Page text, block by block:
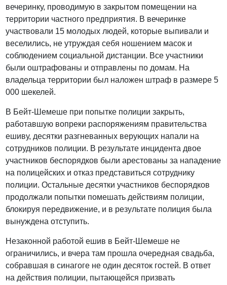
вечеринку, проводимую в закрытом помещении на
территории частного предприятия. В вечеринке
участвовали 15 молодых людей, которые выпивали и
веселились, не утруждая себя ношением масок и
соблюдением социальной дистанции. Все участники
были оштрафованы и отправлены по домам. На
владельца территории был наложен штраф в размере 5
000 шекелей.
В Бейт-Шемеше при попытке полиции закрыть,
работавшую вопреки распоряжениям правительства
ешиву, десятки разгневанных верующих напали на
сотрудников полиции. В результате инцидента двое
участников беспорядков были арестованы за нападение
на полицейских и отказ представиться сотруднику
полиции. Остальные десятки участников беспорядков
продолжали попытки помешать действиям полиции,
блокируя передвижение, и в результате полиция была
вынуждена отступить.
Незаконной работой ешив в Бейт-Шемеше не
ограничились, и вчера там прошла очередная свадьба,
собравшая в синагоге не один десяток гостей. В ответ
на действия полиции, пытающейся призвать